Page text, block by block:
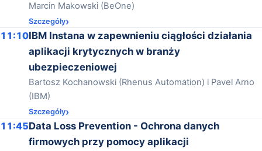
Marcin Makowski (BeOne)
Szczegóły
11:10IBM Instana w zapewnieniu ciągłości działania
aplikacji krytycznych w branży
ubezpieczeniowej
Bartosz Kochanowski (Rhenus Automation) i Pavel Arno
(IBM)
Szczegóły
11:45Data Loss Prevention - Ochrona danych
firmowych przy pomocy aplikacji